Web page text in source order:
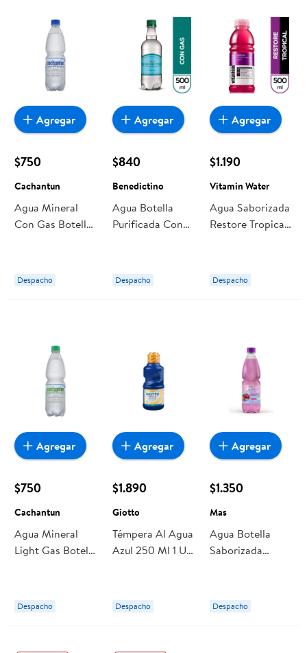
$750
Cachantun
Agua Mineral
Con Gas Botella
Despacho
Agregar
$840
Benedictino
Agua Botella
Purificada Con
Despacho
Agregar
$1.190
Vitamin Water
Agua Saborizada
Restore Tropical
Despacho
Agregar
$750
Cachantun
Agua Mineral
Light Gas Botella
Despacho
Agregar
$1.890
Giotto
Témpera Al Agua
Azul 250 Ml 1 Un
Despacho
Agregar
$1.350
Mas
Agua Botella
Saborizada
1600 ml Mas
Despacho
Agregar